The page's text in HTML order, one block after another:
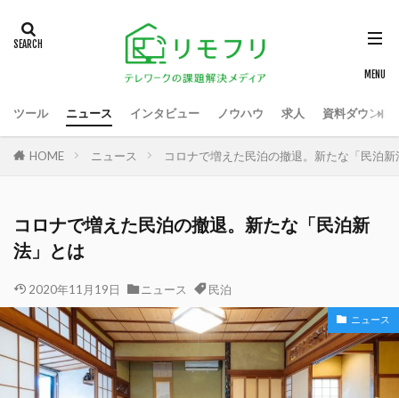
ツール ニュース インタビュー ノウハウ 求人 資料ダウンロ
HOME ニュース コロナで増えた民泊の撤退。新たな「民泊新
コロナで増えた民泊の撤退。新たな「民泊新
法」とは
2020年11月19日 ニュース 民泊
ニュース